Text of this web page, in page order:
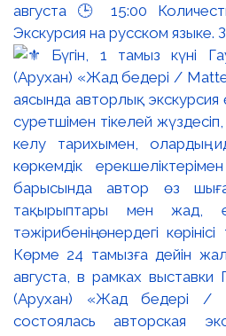
августа 🕒 15:00
Экскурсия на русском языке.